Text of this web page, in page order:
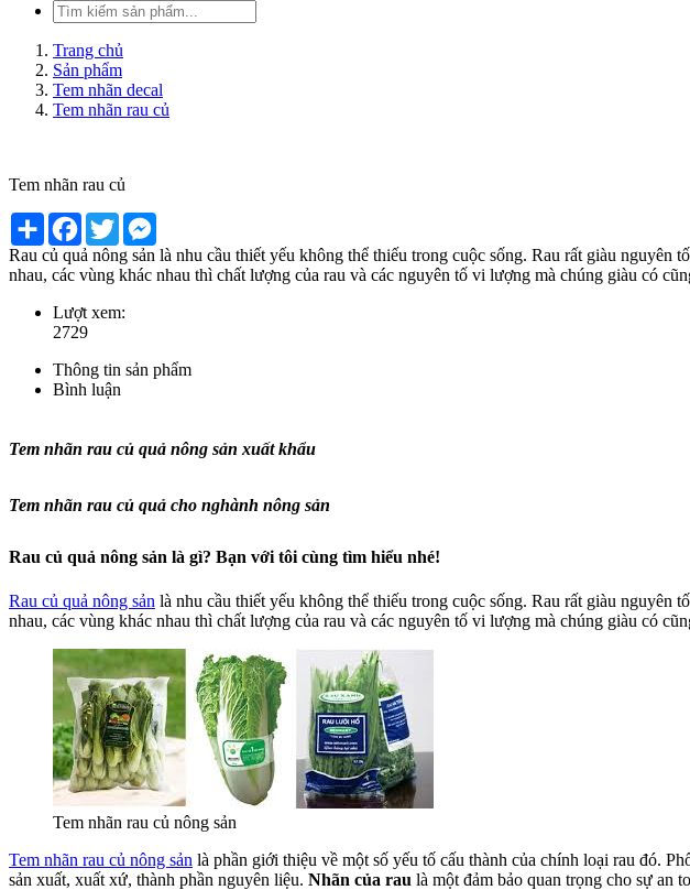
Trang chủ
Sản phẩm
Tem nhãn decal
Tem nhãn rau củ
Tem nhãn rau củ
Share Facebook
Twitter
Rau củ quả nông sản là nhu cầu thiết yếu không thể thiếu trong cuộc sống. Rau rất giàu
nhau, các vùng khác nhau thì chất lượng của rau và các nguyên tố vi lượng mà chúng giàu có
Lượt xem:
2729
Thông tin sản phẩm
Bình luận
Tem nhãn rau củ quả nông sản xuất khẩu
Tem nhãn rau củ quả cho nghành nông sản
Rau củ quả nông sản là gì? Bạn với tôi cùng tìm hiểu nhé!
Rau củ quả nông sản là nhu cầu thiết yếu không thể thiếu trong cuộc sống. Rau rất giàu
nhau, các vùng khác nhau thì chất lượng của rau và các nguyên tố vi lượng mà chúng giàu có
Tem nhãn rau củ nông sản
Tem nhãn rau củ nông sản là phần giới thiệu về một số yếu tố cấu thành của chính loại rau đó.
sản xuất, xuất xứ, thành phần nguyên liệu. Nhãn của rau là một đảm bảo quan trọng cho sự an